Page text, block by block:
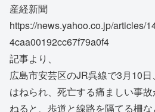
産経新聞
https://news.yahoo.co.jp/articles/
4caa00192cc67f79a0f4
記事より、
広島市安芸区のJR呉線で3月10
はねられ、死亡する痛ましい事
ねると、歩道と線路を隔てる柵